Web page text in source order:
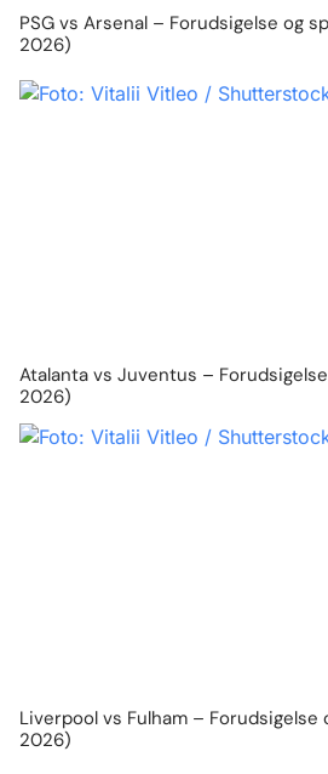
PSG vs Arsenal – Forudsigelse og
2026)
Atalanta vs Juventus –
2026)
Liverpool vs Fulham – Forudsigelse
2026)